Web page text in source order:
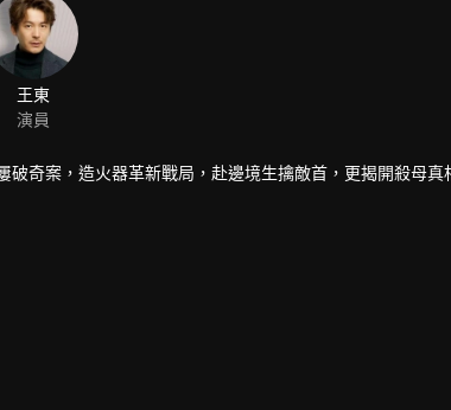
王東
演員
奇案，造火器革新戰局，赴邊境生擒敵首，更揭開殺母真